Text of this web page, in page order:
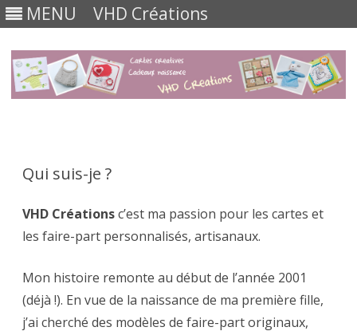
MENU VHD Créations
Qui suis-je ?
VHD Créationsc’est ma passion pour les cartes et
les faire-part personnalisés, artisanaux.
Mon histoire remonte au début de l’année 2001
(déjà !). En vue de la naissance de ma première fille,
j’ai cherché des modèles de faire-part originaux,